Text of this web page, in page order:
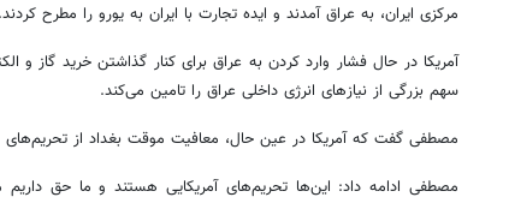
مرکزی ایران، به عراق آمدند و ایده تجارت با ایران به یورو را مطرح کردند.
آمریکا در حال فشار وارد کردن به عراق برای کنار گذاشتن خرید گاز و
سهم بزرگی از نیازهای انرژی داخلی عراق را تامین می‌کند.
مصطفی گفت که آمریکا در عین حال، معافیت موقت بغداد از تحریم‌های
مصطفی ادامه داد: این‌ها تحریم‌های آمریکایی هستند و ما حق